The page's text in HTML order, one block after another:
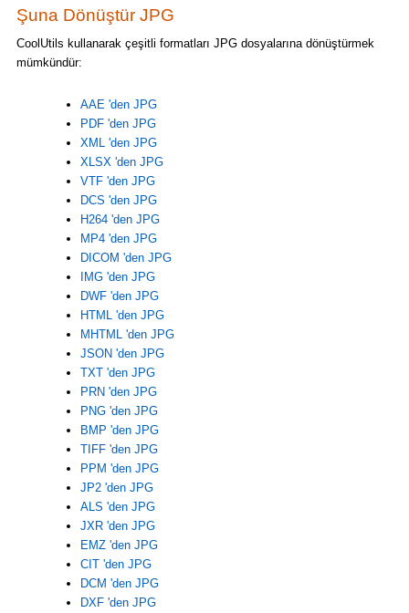
Şuna Dönüştür JPG
CoolUtils kullanarak çeşitli formatları JPG dosyalarına dönüştürmek
mümkündür:
AAE 'den JPG
PDF 'den JPG
XML 'den JPG
XLSX 'den JPG
VTF 'den JPG
DCS 'den JPG
H264 'den JPG
MP4 'den JPG
DICOM 'den JPG
IMG 'den JPG
DWF 'den JPG
HTML 'den JPG
MHTML 'den JPG
JSON 'den JPG
TXT 'den JPG
PRN 'den JPG
PNG 'den JPG
BMP 'den JPG
TIFF 'den JPG
PPM 'den JPG
JP2 'den JPG
ALS 'den JPG
JXR 'den JPG
EMZ 'den JPG
CIT 'den JPG
DCM 'den JPG
DXF 'den JPG